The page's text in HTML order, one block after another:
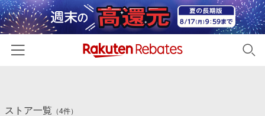
カテゴリー一覧
ストア一覧 （4件）